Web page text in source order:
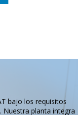
bajo los requisitos
Nuestra planta integra